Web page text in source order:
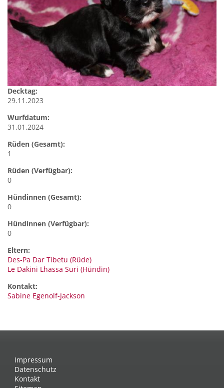
Decktag:
29.11.2023
Wurfdatum:
31.01.2024
Rüden (Gesamt):
1
Rüden (Verfügbar):
0
Hündinnen (Gesamt):
0
Hündinnen (Verfügbar):
0
Eltern:
Des-Pa Dar Tibetu (Rüde)
Le Dakini Lhassa Suri (Hündin)
Kontakt:
Sabine Egenolf-Jackson
Impressum
Datenschutz
Kontakt